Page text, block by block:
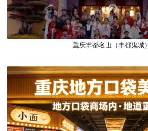
重庆丰都名山（丰都鬼城）